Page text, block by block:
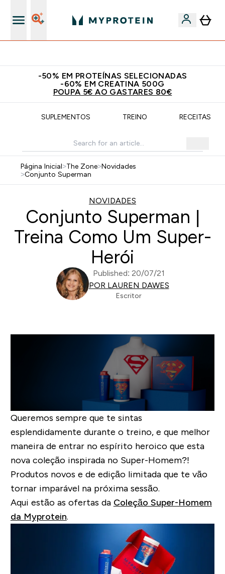
-50% EM PROTEÍNAS SELECIONADAS
-60% EM CREATINA 500G
POUPA 5€ AO GASTARES 80€
SUPLEMENTOS TREINO RECEITAS
Página Inicial>The Zone>Novidades
>Conjunto Superman
NOVIDADES
Conjunto Superman |
Treina Como Um Super-
Herói
Published: 20/07/21
POR LAUREN DAWES
Escritor
Queremos sempre que te sintas
esplendidamente durante o treino, e que melhor
maneira de entrar no espírito heroico que esta
nova coleção inspirada no Super-Homem?!
Produtos novos e de edição limitada que te vão
tornar imparável na próxima sessão.
Aqui estão as ofertas da Coleção Super-Homem
da Myprotein.